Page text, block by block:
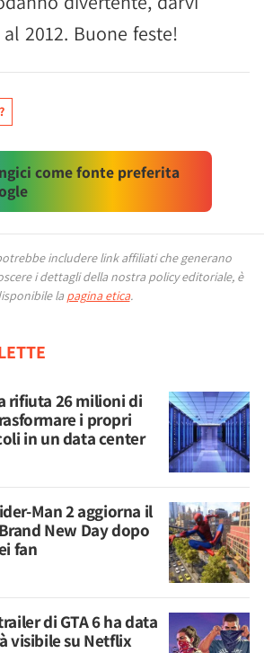
2012. Buone feste!
come fonte preferita
includere link affiliati che generano
i dettagli della nostra policy editoriale, è
la pagina etica.
rifiuta 26 milioni di
i propri
in un data center
Man 2 aggiorna il
New Day dopo
fan
di GTA 6 ha data
visibile su Netflix